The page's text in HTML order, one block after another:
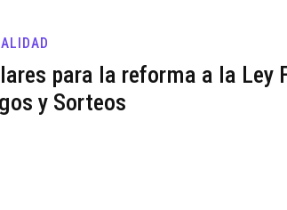
para la reforma a la Ley
y Sorteos